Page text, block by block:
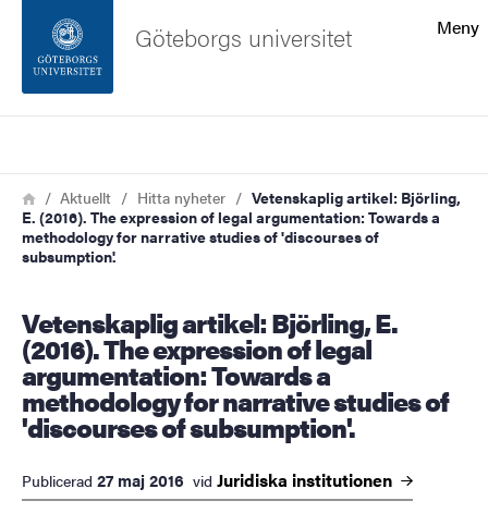
Sidfoten
Om webbplatsen
Meny
Göteborgs universitet
Länkstig
HemAktuellt Hitta nyheter
Vetenskaplig artikel: Björling,
E. (2016). The expression of legal argumentation: Towards a
methodology for narrative studies of 'discourses of
subsumption'.
Vetenskaplig artikel: Björling, E.
(2016). The expression of legal
argumentation: Towards a
methodology for narrative studies of
'discourses of subsumption'.
Publicerad 27 maj 2016 vid Juridiska institutionen